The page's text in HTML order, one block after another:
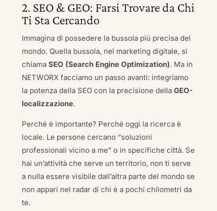
2. SEO & GEO: Farsi Trovare da Chi
Ti Sta Cercando
Immagina di possedere la bussola più precisa del
mondo. Quella bussola, nel marketing digitale, si
chiama SEO (Search Engine Optimization). Ma in
NETWORX facciamo un passo avanti: integriamo
la potenza della SEO con la precisione della GEO-
localizzazione.
Perché è importante? Perché oggi la ricerca è
locale. Le persone cercano “soluzioni
professionali vicino a me” o in specifiche città. Se
hai un’attività che serve un territorio, non ti serve
a nulla essere visibile dall’altra parte del mondo se
non appari nel radar di chi è a pochi chilometri da
te.